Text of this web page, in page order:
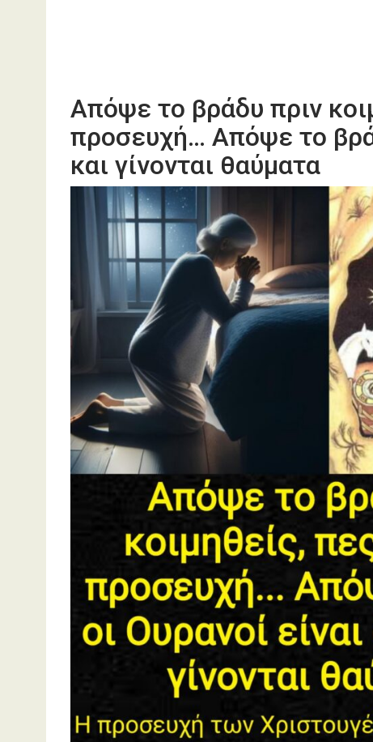
Απόψε το βράδυ πριν
προσευχή… Απόψε το
και γίνονται θαύματα